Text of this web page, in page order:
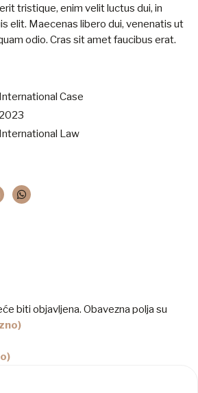
International Case
2023
International Law
tristique, enim velit luctus dui, in
elit. Maecenas libero dui, venenatis ut
odio. Cras sit amet faucibus erat.
biti objavljena. Obavezna polja su